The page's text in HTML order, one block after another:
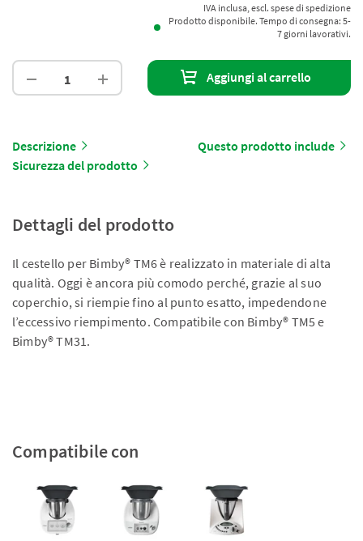
IVA inclusa, escl. spese di spedizione
Prodotto disponibile. Tempo di consegna: 5-
7 giorni lavorativi.
Aggiungi al carrello
Descrizione
Questo prodotto include
Sicurezza del prodotto
Dettagli del prodotto
Il cestello per Bimby® TM6 è realizzato in materiale di alta
qualità. Oggi è ancora più comodo perché, grazie al suo
coperchio, si riempie fino al punto esatto, impedendone
l’eccessivo riempimento. Compatibile con Bimby® TM5 e
Bimby® TM31.
Compatibile con